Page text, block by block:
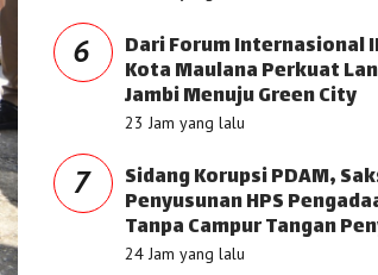
6 Dari Forum Internasional
Kota Maulana Perkuat
Jambi Menuju Green City
23 Jam yang lalu
7 Sidang Korupsi PDAM,
Penyusunan HPS
Tanpa Campur Tangan
24 Jam yang lalu